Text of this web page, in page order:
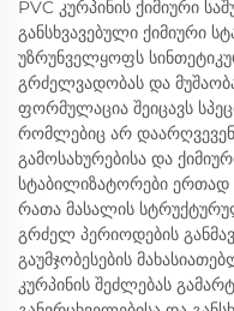
PVC კურპინის ქიმიური
განსხვავებული ქიმიური
უზრუნველყოფს
გრძელვადობას და
ფორმულაცია შეიცავს
რომლებიც არ
გამოსახურებისა და
სტაბილიზატორები ერთად
რათა მასალის
გრძელ პერიოდების
გაუმჯობესების
კურპინის შეძლებას